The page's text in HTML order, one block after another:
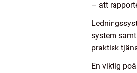
– att
system
praktisk
En viktig